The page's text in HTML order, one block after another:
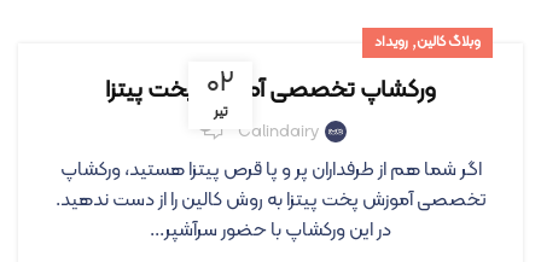
۰۲
تیر
وبلاگ کالین, رویداد
ورکشاپ تخصصی آموزش پخت پیتزا
Calindairy
اگر شما هم از طرفداران پر و پا قرص پیتزا هستید، ورکشاپ
تخصصی آموزش پخت پیتزا به روش کالین را از دست ندهید.
در این ورکشاپ با حضور سرآشپر...